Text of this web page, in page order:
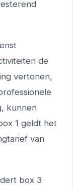
de
vertonen,
kunnen
1 geldt het
van
box 3